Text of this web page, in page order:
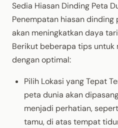
Sedia Hiasan Dinding Peta
Penempatan hiasan
akan meningkatkan daya
Berikut beberapa tips untuk
dengan optimal:
Pilih Lokasi yang Tepat
peta dunia akan
menjadi perhatian,
tamu, di atas tempat